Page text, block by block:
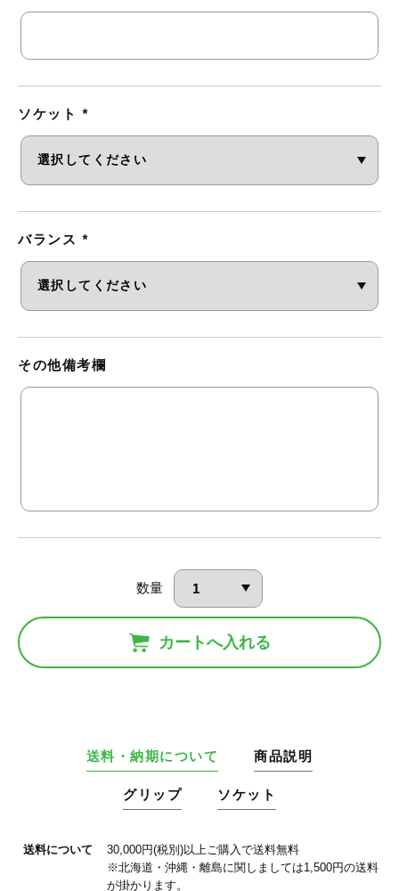
ソケット *
バランス *
その他備考欄
数量
カートへ入れる
送料・納期について 商品説明
グリップ ソケット
送料について
30,000円(税別)以上ご購入で送料無料
※北海道・沖縄・離島に関しましては1,500円の送料
が掛かります。